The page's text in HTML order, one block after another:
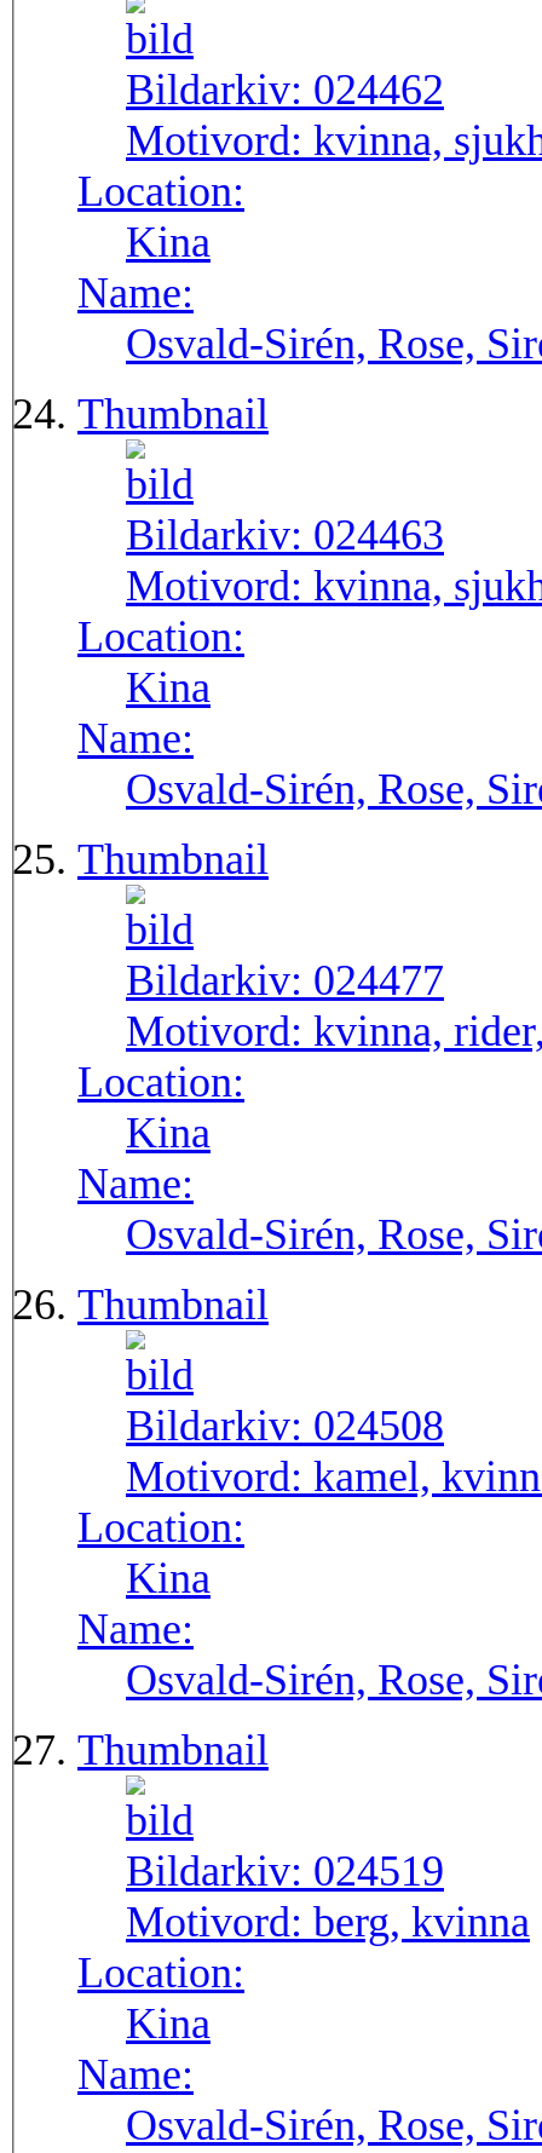
Bildarkiv: 024462
Motivord: kvinna,
Location:
Kina
Name:
Osvald-Sirén, Rose,
Thumbnail
Bildarkiv: 024463
Motivord: kvinna,
Location:
Kina
Name:
Osvald-Sirén, Rose,
Thumbnail
Bildarkiv: 024477
Motivord: kvinna,
Location:
Kina
Name:
Osvald-Sirén, Rose,
Thumbnail
Bildarkiv: 024508
Motivord: kamel,
Location:
Kina
Name:
Osvald-Sirén, Rose,
Thumbnail
Bildarkiv: 024519
Motivord: berg, kvinna
Location:
Kina
Name:
Osvald-Sirén, Rose,